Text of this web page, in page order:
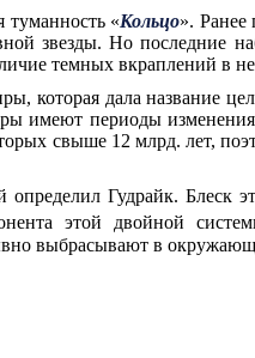
туманность «Кольцо». Ранее
звезды. Но последние
темных вкраплений в
которая дала название
имеют периоды
свыше 12 млрд. лет,
Гудрайк. Блеск
этой двойной
выбрасывают в